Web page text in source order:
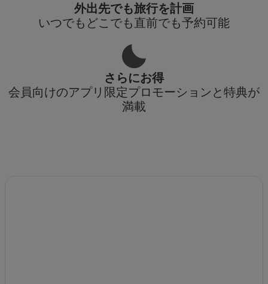
外出先でも旅行を計画
いつでもどこでも直前でも予約可能
さらにお得
会員向けのアプリ限定プロモーションと特典が
満載